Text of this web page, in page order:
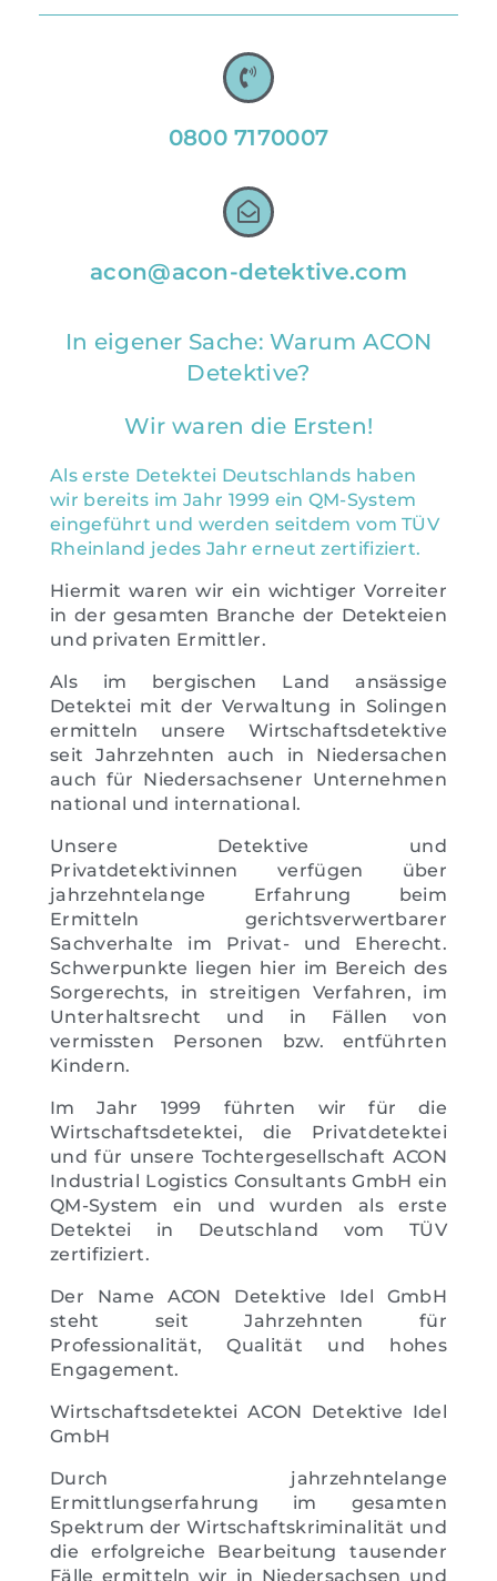
0800 7170007
acon@acon-detektive.com
In eigener Sache: Warum ACON
Detektive?
Wir waren die Ersten!
Als erste Detektei Deutschlands haben
wir bereits im Jahr 1999 ein QM-System
eingeführt und werden seitdem vom TÜV
Rheinland jedes Jahr erneut zertifiziert.
Hiermit waren wir ein wichtiger Vorreiter
in der gesamten Branche der Detekteien
und privaten Ermittler.
Als im bergischen Land ansässige
Detektei mit der Verwaltung in Solingen
ermitteln unsere Wirtschaftsdetektive
seit Jahrzehnten auch in Niedersachen
auch für Niedersachsener Unternehmen
national und international.
Unsere Detektive und
Privatdetektivinnen verfügen über
jahrzehntelange Erfahrung beim
Ermitteln gerichtsverwertbarer
Sachverhalte im Privat- und Eherecht.
Schwerpunkte liegen hier im Bereich des
Sorgerechts, in streitigen Verfahren, im
Unterhaltsrecht und in Fällen von
vermissten Personen bzw. entführten
Kindern.
Im Jahr 1999 führten wir für die
Wirtschaftsdetektei, die Privatdetektei
und für unsere Tochtergesellschaft ACON
Industrial Logistics Consultants GmbH ein
QM-System ein und wurden als erste
Detektei in Deutschland vom TÜV
zertifiziert.
Der Name ACON Detektive Idel GmbH
steht seit Jahrzehnten für
Professionalität, Qualität und hohes
Engagement.
Wirtschaftsdetektei ACON Detektive Idel
GmbH
Durch jahrzehntelange
Ermittlungserfahrung im gesamten
Spektrum der Wirtschaftskriminalität und
die erfolgreiche Bearbeitung tausender
Fälle ermitteln wir in Niedersachsen und